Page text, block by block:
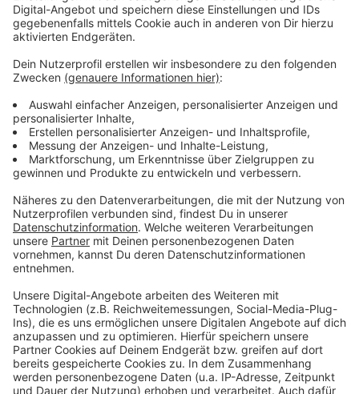
sich eigenständig ins Freie retten konnten. Eine Familie
im Dachgeschoss konnte mit verschlossenen Türen
und Fenstern für die Dauer des Einsatzes in ihrer
Wohnung bleiben, da dort keine weitere Gefahr drohte.
Weitere Anwohner der Straße wurden von der
Feuerwehr gebeten, vorsichtshalber Fenster und
Türen geschlossen zu halten.
Die Kriminalpolizei ermittelt wegen Brandstiftung.
©Feuerwehr Alsdorf